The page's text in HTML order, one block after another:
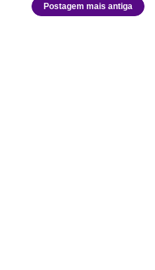
Postagem mais antiga